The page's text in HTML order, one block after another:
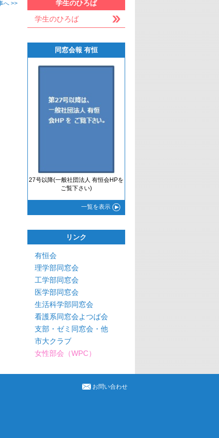
へ >> 学生のひろば
学生のひろば
同窓会報 有恒
27号以降(一般社団法人 有恒会HPを
ご覧下さい)
一覧を表示
リンク
有恒会
理学部同窓会
工学部同窓会
医学部同窓会
生活科学部同窓会
看護系同窓会よつば会
支部・ゼミ同窓会・他
市大クラブ
女性部会（WPC）
お問い合わせ